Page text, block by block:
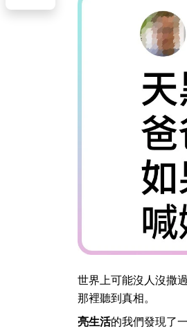
世界上可能沒人沒撒
那裡聽到真相。
亮生活的我們發現了